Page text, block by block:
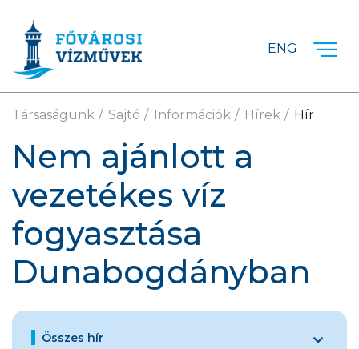
ENG
Társaságunk Sajtó Információk Hírek Hír
Nem ajánlott a
vezetékes víz
fogyasztása
Dunabogdányban
Összes hír